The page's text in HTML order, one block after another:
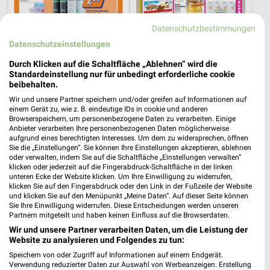
9,9 km
Angebote ab 05.08.
Gültig bis Di. 11.08.
Wochenend Spezial
Gültig ab Fr. 14.08.
Möbel Boss NORMA
Datenschutzbestimmungen
Datenschutzeinstellungen
Durch Klicken auf die Schaltfläche „Ablehnen“ wird die
Standardeinstellung nur für unbedingt erforderliche cookie
beibehalten.
Wir und unsere Partner speichern und/oder greifen auf Informationen auf
einem Gerät zu, wie z. B. eindeutige IDs in cookie und anderen
Browserspeichern, um personenbezogene Daten zu verarbeiten. Einige
Anbieter verarbeiten Ihre personenbezogenen Daten möglicherweise
aufgrund eines berechtigten Interesses. Um dem zu widersprechen, öffnen
Sie die „Einstellungen“. Sie können Ihre Einstellungen akzeptieren, ablehnen
oder verwalten, indem Sie auf die Schaltfläche „Einstellungen verwalten“
klicken oder jederzeit auf die Fingerabdruck-Schaltfläche in der linken
unteren Ecke der Website klicken. Um Ihre Einwilligung zu widerrufen,
klicken Sie auf den Fingerabdruck oder den Link in der Fußzeile der Website
und klicken Sie auf den Menüpunkt „Meine Daten“. Auf dieser Seite können
Sie Ihre Einwilligung widerrufen. Diese Entscheidungen werden unseren
Partnern mitgeteilt und haben keinen Einfluss auf die Browserdaten.
Wir und unsere Partner verarbeiten Daten, um die Leistung der
Website zu analysieren und Folgendes zu tun:
Speichern von oder Zugriff auf Informationen auf einem Endgerät.
Verwendung reduzierter Daten zur Auswahl von Werbeanzeigen. Erstellung